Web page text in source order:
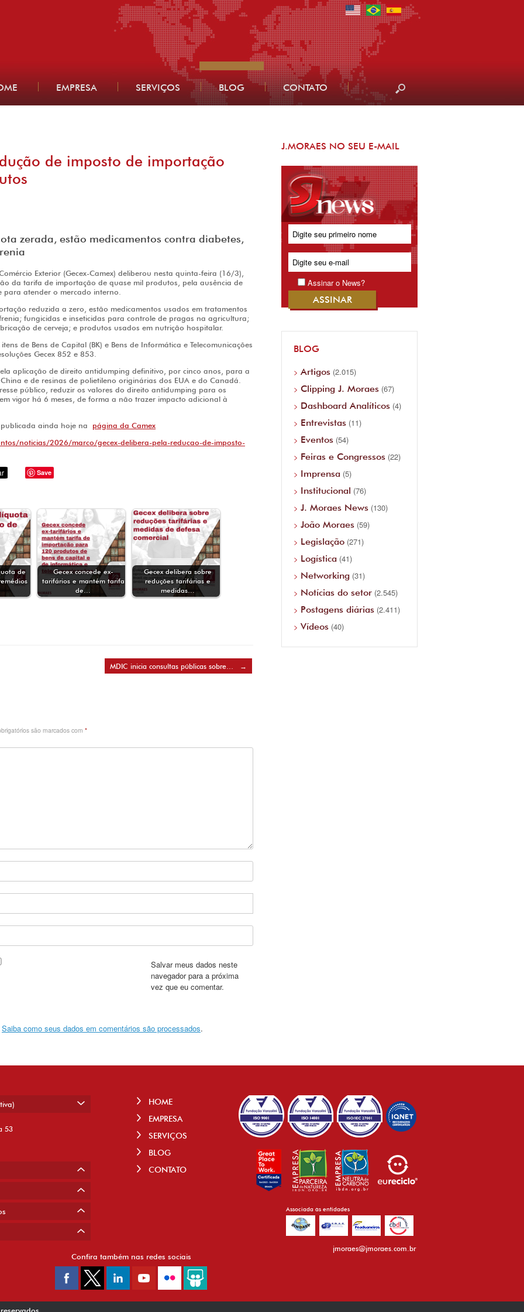
EMPRESA SERVIÇOS BLOG CONTATO
de imposto de importação
zerada, estão medicamentos contra diabetes,
Exterior (Gecex-Camex) deliberou nesta quinta-feira (16/3),
da tarifa de importação de quase mil produtos, pela ausência de
para atender o mercado interno.
reduzida a zero, estão medicamentos usados em tratamentos
fungicidas e inseticidas para controle de pragas na agricultura;
de cerveja; e produtos usados em nutrição hospitalar.
de Bens de Capital (BK) e Bens de Informática e Telecomunicações
Gecex 852 e 853.
aplicação de direito antidumping definitivo, por cinco anos, para a
e de resinas de polietileno originárias dos EUA e do Canadá.
público, reduzir os valores do direito antidumping para os
vigor há 6 meses, de forma a não trazer impacto adicional à
ainda hoje na página da Camex
noticias/2026/marco/gecex-delibera-pela-reducao-de-imposto-
Save
de
Gecex concede ex-
tarifários e mantém tarifa
de…
Gecex delibera sobre
reduções tarifárias e
medidas…
MDIC inicia consultas públicas sobre… →
são marcados com *
Salvar meus dados neste
navegador para a próxima
vez que eu comentar.
Saiba como seus dados em comentários são processados.
J.MORAES NO SEU E-MAIL
Assinar o News?
BLOG
Artigos (2.015)
Clipping J. Moraes (67)
Dashboard Analíticos (4)
Entrevistas (11)
Eventos (54)
Feiras e Congressos (22)
Imprensa (5)
Institucional (76)
J. Moraes News (130)
João Moraes (59)
Legislação (271)
Logística (41)
Networking (31)
Notícias do setor (2.545)
Postagens diárias (2.411)
Vídeos (40)
53
HOME
EMPRESA
SERVIÇOS
BLOG
CONTATO
Associada às entidades
jmoraes@jmoraes.com.br
Confira também nas redes sociais